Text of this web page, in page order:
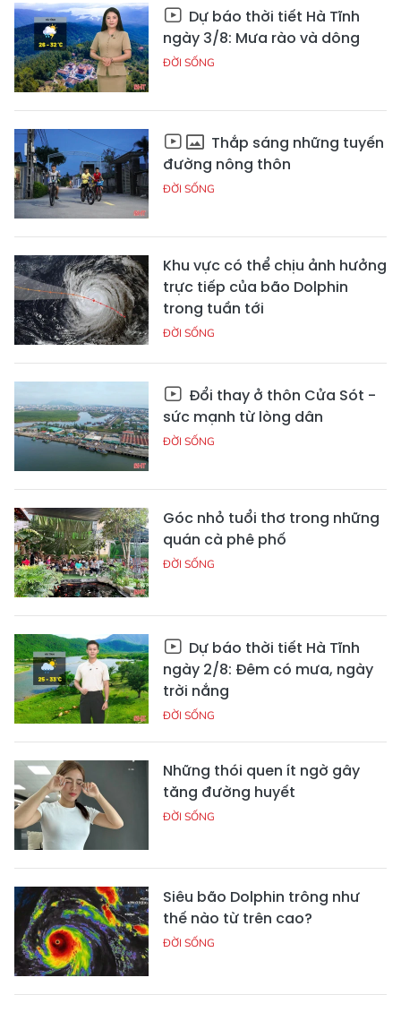
Dự báo thời tiết Hà Tĩnh
ngày 3/8: Mưa rào và dông
ĐỜI SỐNG
Thắp sáng những tuyến
đường nông thôn
ĐỜI SỐNG
Khu vực có thể chịu ảnh hưởng
trực tiếp của bão Dolphin
trong tuần tới
ĐỜI SỐNG
Đổi thay ở thôn Cửa Sót -
sức mạnh từ lòng dân
ĐỜI SỐNG
Góc nhỏ tuổi thơ trong những
quán cà phê phố
ĐỜI SỐNG
Dự báo thời tiết Hà Tĩnh
ngày 2/8: Đêm có mưa, ngày
trời nắng
ĐỜI SỐNG
Những thói quen ít ngờ gây
tăng đường huyết
ĐỜI SỐNG
Siêu bão Dolphin trông như
thế nào từ trên cao?
ĐỜI SỐNG